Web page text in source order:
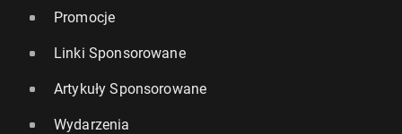
Promocje
Linki Sponsorowane
Artykuły Sponsorowane
Wydarzenia